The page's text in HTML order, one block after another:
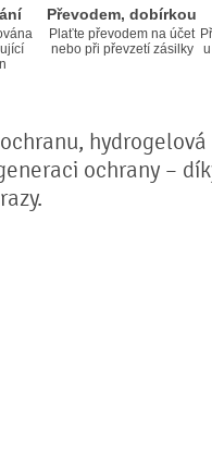
Převodem, dobírkou
Plaťte převodem na účet
nebo při převzetí zásilky
ochrany –